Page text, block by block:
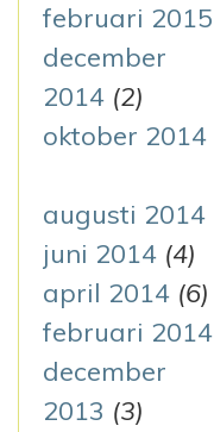
februari 2015
december
2014 (2)
oktober 2014
augusti 2014
juni 2014 (4)
april 2014 (6)
februari 2014
december
2013 (3)